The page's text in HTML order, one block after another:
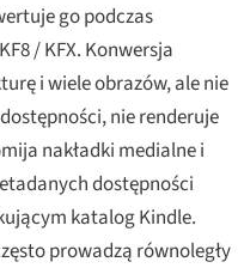
go podczas
/ KFX. Konwersja
i wiele obrazów, ale nie
nie renderuje
nakładki medialne i
dostępności
katalog Kindle.
prowadzą równoległy